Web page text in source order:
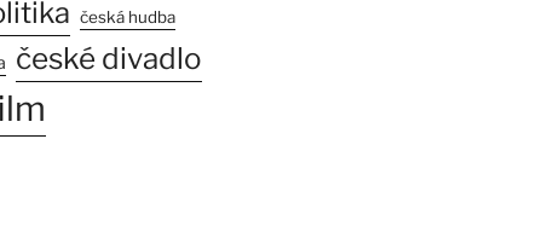
česká hudba
české divadlo